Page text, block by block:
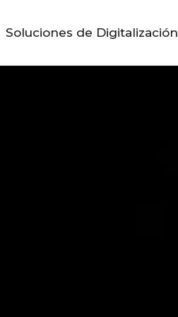
Soluciones de Digitalización